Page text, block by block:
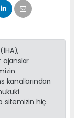
ajanslar
kanallarından
sitemizin hiç